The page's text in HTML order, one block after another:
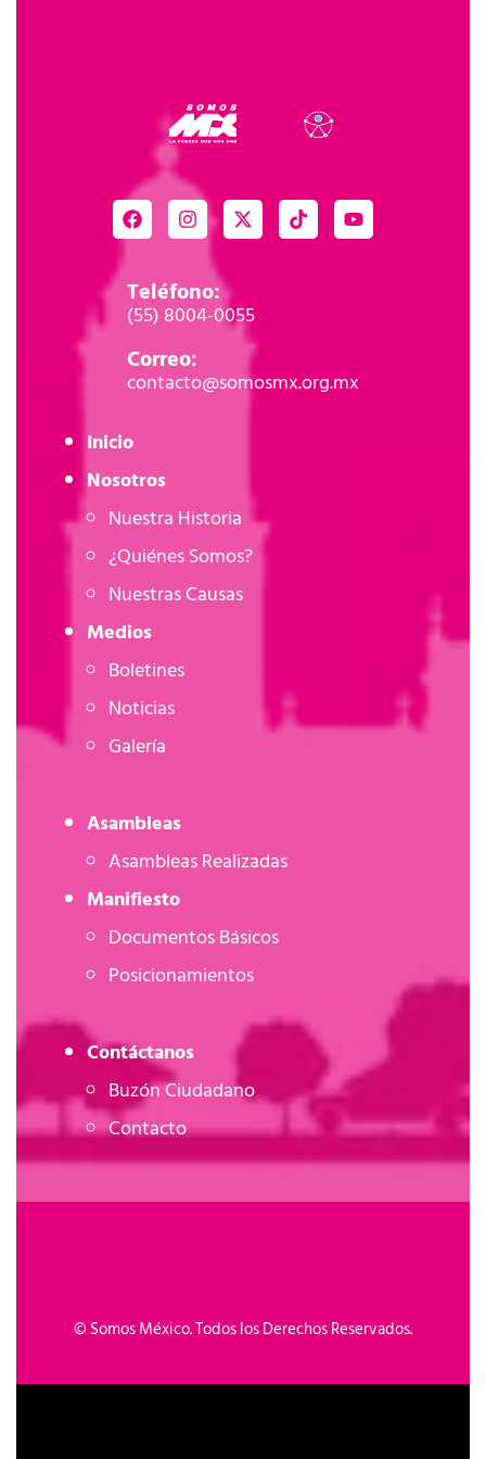
Teléfono:
(55) 8004-0055
Correo:
contacto@somosmx.org.mx
Inicio
Nosotros
Nuestra Historia
¿Quiénes Somos?
Nuestras Causas
Medios
Boletines
Noticias
Galería
Asambleas
Asambleas Realizadas
Manifiesto
Documentos Básicos
Posicionamientos
Contáctanos
Buzón Ciudadano
Contacto
© Somos México. Todos los Derechos Reservados.